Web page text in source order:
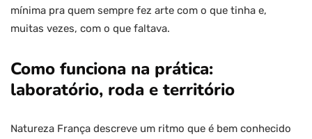
mínima pra quem sempre fez arte com o que tinha e,
muitas vezes, com o que faltava.
Como funciona na prática:
laboratório, roda e território
Natureza França descreve um ritmo que é bem conhecido